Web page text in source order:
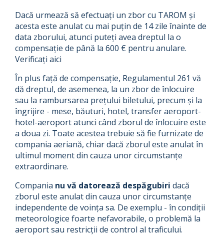
Dacă urmează să efectuați un zbor cu TAROM și
acesta este anulat cu mai puțin de 14 zile înainte de
data zborului, atunci puteți avea dreptul la o
compensație de până la 600 € pentru anulare.
Verificați aici
În plus față de compensație, Regulamentul 261 vă
dă dreptul, de asemenea, la un zbor de înlocuire
sau la rambursarea prețului biletului, precum și la
îngrijire - mese, băuturi, hotel, transfer aeroport-
hotel-aeroport atunci când zborul de înlocuire este
a doua zi. Toate acestea trebuie să fie furnizate de
compania aeriană, chiar dacă zborul este anulat în
ultimul moment din cauza unor circumstanțe
extraordinare.
Compania nu vă datorează despăgubiri dacă
zborul este anulat din cauza unor circumstanțe
independente de voința sa. De exemplu - în condiții
meteorologice foarte nefavorabile, o problemă la
aeroport sau restricții de control al traficului.